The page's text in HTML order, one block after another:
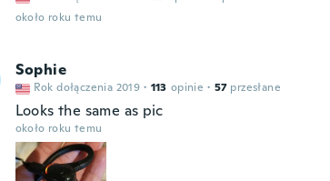
około roku temu
Sophie
Rok dołączenia 2019 · 113 opinie · 57 przesłane
Looks the same as pic
około roku temu